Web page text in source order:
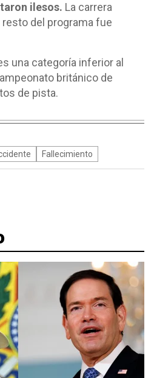
ilesos. La carrera
del programa fue
una categoría inferior al
británico de
de pista.
Fallecimiento